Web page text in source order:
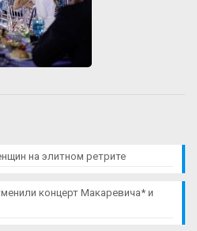
на элитном ретрите
концерт Макаревича* и